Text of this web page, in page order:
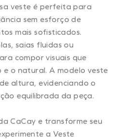
veste é perfeita para
sem esforço de
mais sofisticados.
saias fluidas ou
compor visuais que
o natural. A modelo veste
altura, evidenciando o
equilibrada da peça.
CaCay e transforme seu
a Veste